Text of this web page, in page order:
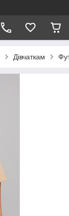
Дівчаткам